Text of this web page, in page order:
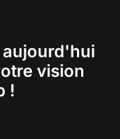
vision
!